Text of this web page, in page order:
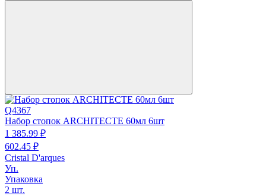
Q4367
Набор стопок ARCHITECTE 60мл 6шт
1 385.99 ₽
602.45 ₽
Cristal D'arques
Уп.
Упаковка
2 шт.